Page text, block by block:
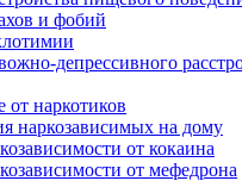
и фобий
депрессивного
от наркотиков
наркозависимых на дому
от кокаина
от мефедрона